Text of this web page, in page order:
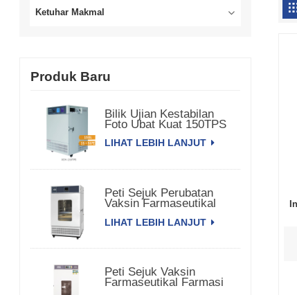
Ketuhar Makmal
Produk Baru
Bilik Ujian Kestabilan
Foto Ubat Kuat 150TPS
LIHAT LEBIH LANJUT
Peti Sejuk Perubatan
Vaksin Farmaseutikal
LIHAT LEBIH LANJUT
Peti Sejuk Vaksin
Farmaseutikal Farmasi